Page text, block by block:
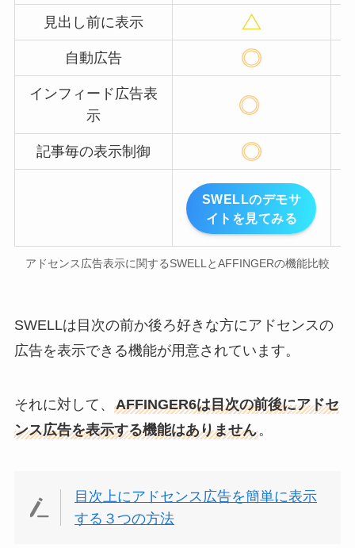
見出し前に表示
自動広告
インフィード広告表
示
記事毎の表示制御
SWELLのデモサ
イトを見てみる
アドセンス広告表示に関するSWELLとAFFINGERの機能比較
SWELLは目次の前か後ろ好きな方にアドセンスの
広告を表示できる機能が用意されています。
それに対して、 AFFINGER6は目次の前後にアドセ
ンス広告を表示する機能はありません。
目次上にアドセンス広告を簡単に表示
する３つの方法